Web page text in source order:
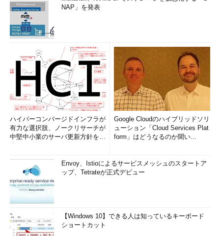
NAP」を発表
ハイパーコンバージドインフラが
有力な選択肢、ノークリサーチが
中堅中小業のサーバ更新方針を調
Google Cloudのハイブリッドソリ
ューション「Cloud Services Plat
form」はどうなるのか聞い...
Envoy、Istioによるサービスメッシュのスタートア
ップ、Tetrateが正式デビュー
【Windows 10】できる人は知っているキーボード
ショートカット